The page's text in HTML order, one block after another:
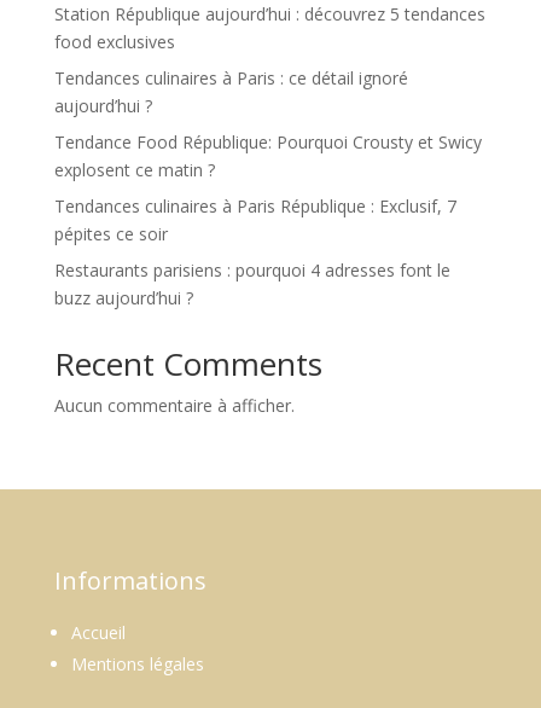
Station République aujourd’hui : découvrez 5 tendances
food exclusives
Tendances culinaires à Paris : ce détail ignoré
aujourd’hui ?
Tendance Food République: Pourquoi Crousty et Swicy
explosent ce matin ?
Tendances culinaires à Paris République : Exclusif, 7
pépites ce soir
Restaurants parisiens : pourquoi 4 adresses font le
buzz aujourd’hui ?
Recent Comments
Aucun commentaire à afficher.
Informations
Accueil
Mentions légales